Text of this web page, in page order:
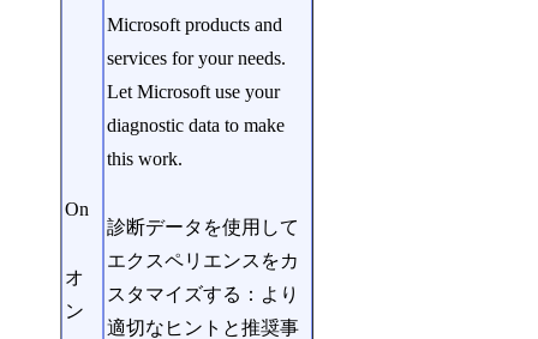
On
オ
ン
Microsoft products and
services for your needs.
Let Microsoft use your
diagnostic data to make
this work.
診断データを使用して
エクスペリエンスをカ
スタマイズする：より
適切なヒントと推奨事